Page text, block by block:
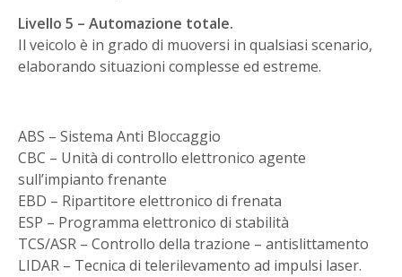
Livello 5 – Automazione totale.
Il veicolo è in grado di muoversi in qualsiasi scenario,
elaborando situazioni complesse ed estreme.
ABS – Sistema Anti Bloccaggio
CBC – Unità di controllo elettronico agente
sull’impianto frenante
EBD – Ripartitore elettronico di frenata
ESP – Programma elettronico di stabilità
TCS/ASR – Controllo della trazione – antislittamento
LIDAR – Tecnica di telerilevamento ad impulsi laser.